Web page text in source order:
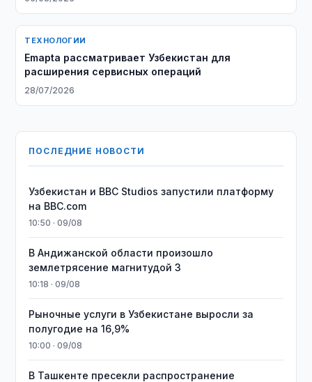
ТЕХНОЛОГИИ
Emapta рассматривает Узбекистан для
расширения сервисных операций
28/07/2026
ПОСЛЕДНИЕ НОВОСТИ
Узбекистан и BBC Studios запустили платформу
на BBC.com
10:50 · 09/08
В Андижанской области произошло
землетрясение магнитудой 3
10:18 · 09/08
Рыночные услуги в Узбекистане выросли за
полугодие на 16,9%
10:00 · 09/08
В Ташкенте пресекли распространение